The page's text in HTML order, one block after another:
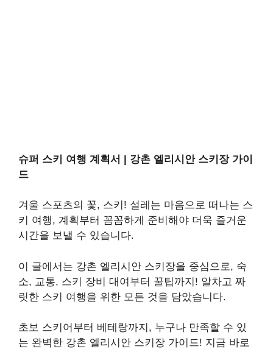
슈퍼 스키 여행 계획서 | 강촌 엘리시안 스키장 가이
드
겨울 스포츠의 꽃, 스키! 설레는 마음으로 떠나는 스
키 여행, 계획부터 꼼꼼하게 준비해야 더욱 즐거운
시간을 보낼 수 있습니다.
이 글에서는 강촌 엘리시안 스키장을 중심으로, 숙
소, 교통, 스키 장비 대여부터 꿀팁까지! 알차고 짜
릿한 스키 여행을 위한 모든 것을 담았습니다.
초보 스키어부터 베테랑까지, 누구나 만족할 수 있
는 완벽한 강촌 엘리시안 스키장 가이드! 지금 바로